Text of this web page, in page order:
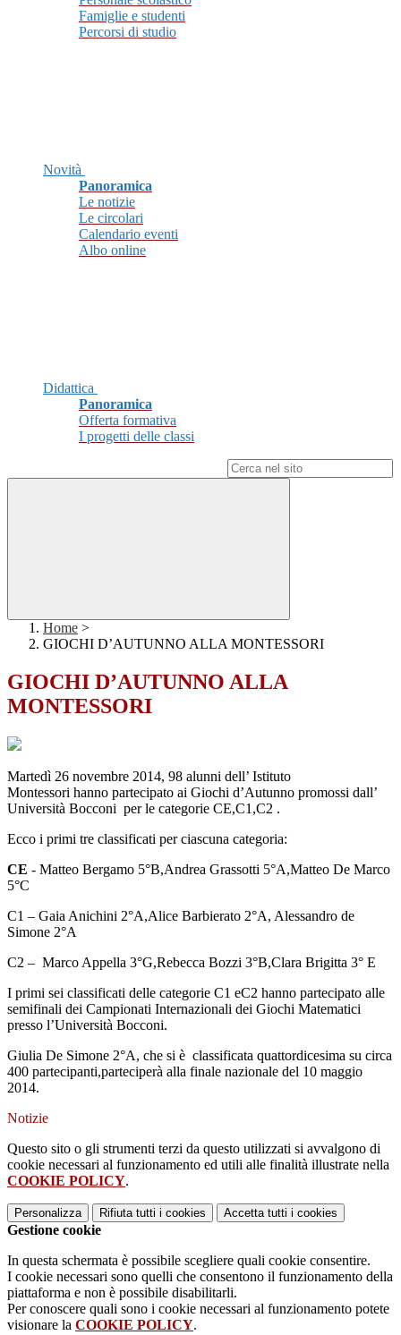
Famiglie e studenti
Percorsi di studio
Novità
Panoramica
Le notizie
Le circolari
Calendario eventi
Albo online
Didattica
Panoramica
Offerta formativa
I progetti delle classi
Home >
GIOCHI D’AUTUNNO ALLA MONTESSORI
GIOCHI D’AUTUNNO ALLA
MONTESSORI
Martedì 26 novembre 2014, 98 alunni dell’ Istituto
Montessori hanno partecipato ai Giochi d’Autunno promossi dall’
Università Bocconi per le categorie CE,C1,C2 .
Ecco i primi tre classificati per ciascuna categoria:
CE - Matteo Bergamo 5°B,Andrea Grassotti 5°A,Matteo De Marco
5°C
C1 – Gaia Anichini 2°A,Alice Barbierato 2°A, Alessandro de
Simone 2°A
C2 – Marco Appella 3°G,Rebecca Bozzi 3°B,Clara Brigitta 3° E
I primi sei classificati delle categorie C1 eC2 hanno partecipato alle
semifinali dei Campionati Internazionali dei Giochi Matematici
presso l’Università Bocconi.
Giulia De Simone 2°A, che si è classificata quattordicesima su circa
400 partecipanti,parteciperà alla finale nazionale del 10 maggio
2014.
Notizie
Questo sito o gli strumenti terzi da questo utilizzati si avvalgono di
cookie necessari al funzionamento ed utili alle finalità illustrate nella
COOKIE POLICY.
Personalizza Rifiuta tutti i cookies Accetta tutti i cookies
Gestione cookie
In questa schermata è possibile scegliere quali cookie consentire.
I cookie necessari sono quelli che consentono il funzionamento della
piattaforma e non è possibile disabilitarli.
Per conoscere quali sono i cookie necessari al funzionamento potete
visionare la COOKIE POLICY.